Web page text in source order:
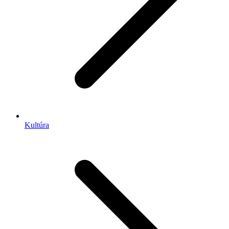
Kultúra